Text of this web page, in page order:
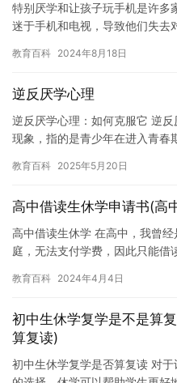
特别厌学和让孩子玩手机是许多
迷于手机和电视，导致他们失去
的行…
教育百科 2024年8月18日
逆反厌学心理
逆反厌学心理：如何克服它 逆
现象，指的是青少年在进入青春
习成…
教育百科 2025年5月20日
高中借读生休学申请书(高
高中借读生休学 在高中，我曾
庭，无法支付学费，因此只能借
校园…
教育百科 2024年4月4日
初中生休学复学是不是算
算复读)
初中生休学复学是否算复读 对